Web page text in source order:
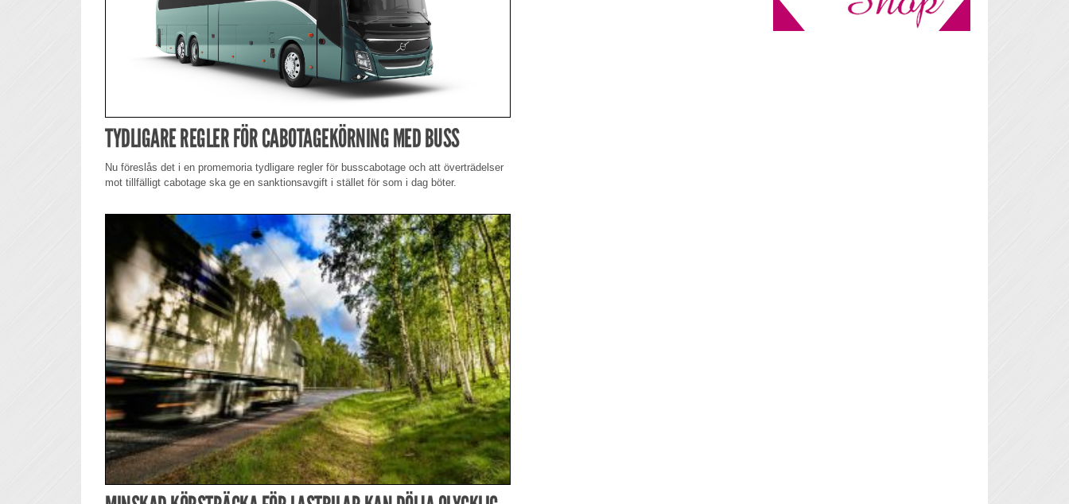
TYDLIGARE REGLER FÖR CABOTAGEKÖRNING MED BUSS
Nu föreslås det i en promemoria tydligare regler för busscabotage och att överträdelser
mot tillfälligt cabotage ska ge en sanktionsavgift i stället för som i dag böter.